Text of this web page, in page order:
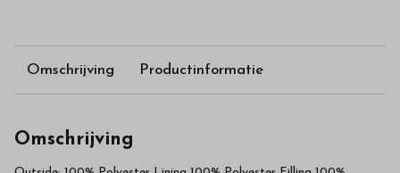
Omschrijving Productinformatie
Omschrijving